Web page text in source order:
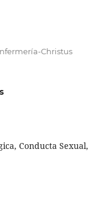
Christus
Conducta Sexual,